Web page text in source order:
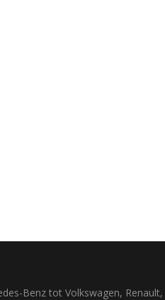
Benz tot Volkswagen,